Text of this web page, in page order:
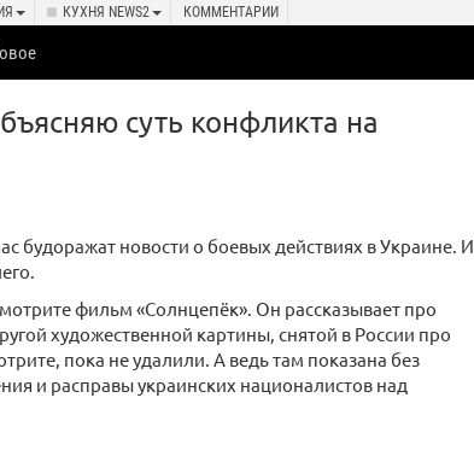
КУХНЯ NEWS2 КОММЕНТАРИИ
суть конфликта на
будоражат новости о боевых действиях в Украине. И
фильм «Солнцепёк». Он рассказывает про
художественной картины, снятой в России про
пока не удалили. А ведь там показана без
и расправы украинских националистов над